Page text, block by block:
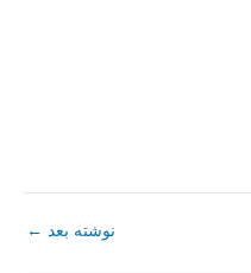
نوشته بعد ←